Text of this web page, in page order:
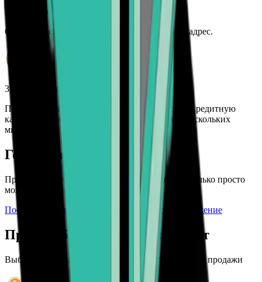
2. Отправьте свою криптовалюту
Отправьте свою криптовалюту на указанный адрес.
3. Получите свои средства
Получите наличные на свой банковский счет, кредитную
карту или платежное приложение в течение нескольких
минут.
Готовы начать?
Присоединяйтесь к Bitcoin.com и узнайте, насколько просто
можно продать свою криптовалюту.
Посмотреть панель управления
Получить приложение
Продать более 120 криптовалют
Выбирайте из широкого выбора криптовалют для продажи